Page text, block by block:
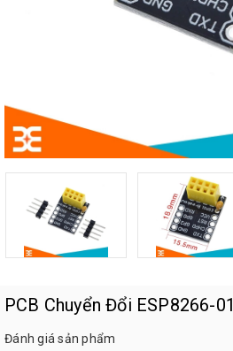
PCB Chuyển Đổi ESP8266-01
Đánh giá sản phẩm